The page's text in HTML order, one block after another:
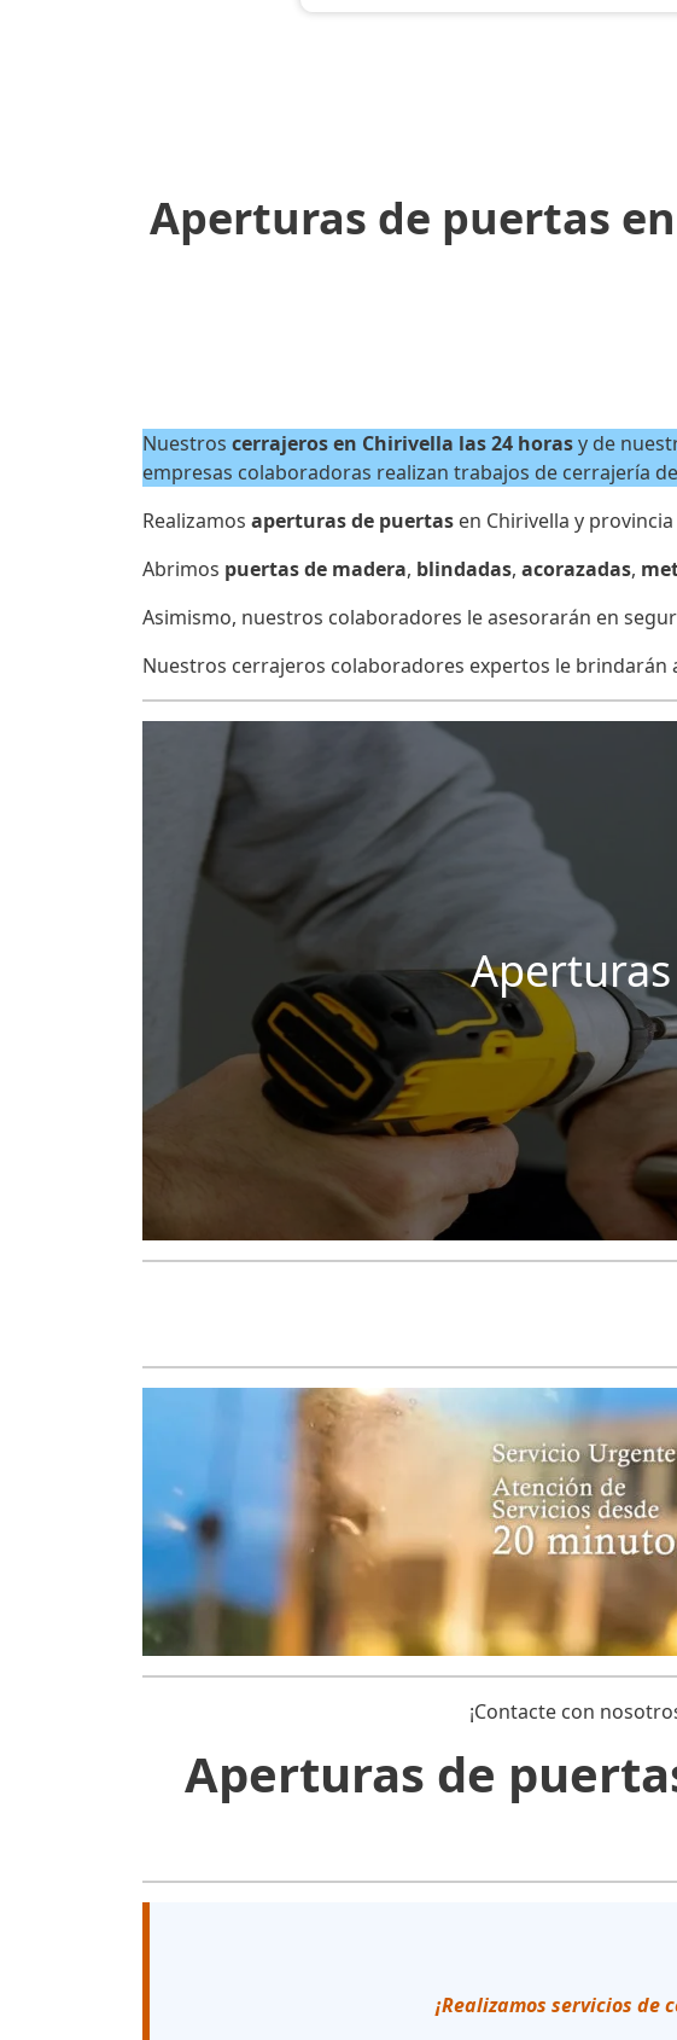
Aperturas de puertas
Nuestros cerrajeros en Chirivella las 24 horasy de
empresas colaboradoras realizan trabajos de cerrajería
Realizamos aperturas de puertas en Chirivella y provincia
Abrimos puertas de madera, blindadas, acorazadas,
Asimismo, nuestros colaboradores le asesorarán en
Nuestros cerrajeros colaboradores expertos le brindarán
¡Contacte con
Aperturas de
¡Realizamos servicios